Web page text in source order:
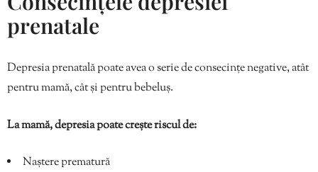
prenatale
Depresia prenatală poate avea o serie de consecințe negative, atât
pentru mamă, cât și pentru bebeluș.
La mamă, depresia poate crește riscul de:
Naștere prematură